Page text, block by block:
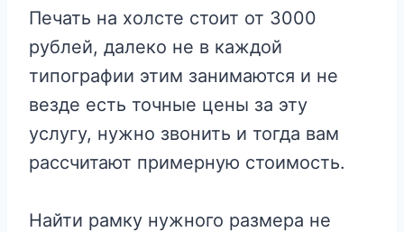
Печать на холсте стоит от 3000
рублей, далеко не в каждой
типографии этим занимаются и не
везде есть точные цены за эту
услугу, нужно звонить и тогда вам
рассчитают примерную стоимость.
Найти рамку нужного размера не